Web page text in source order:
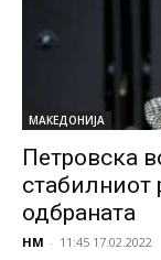
МАКЕДОНИЈА
Петровска
стабилниот
одбраната
НМ - 11:45 17.02.2022